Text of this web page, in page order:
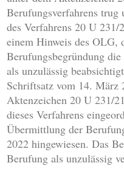
Berufungsverfahrens
des Verfahrens 20 U
einem Hinweis des OLG,
Berufungsbegründung
als unzulässig
Schriftsatz vom 14. März
Aktenzeichen 20 U 231/
dieses Verfahrens
Übermittlung der
2022 hingewiesen. Das
Berufung als unzulässig